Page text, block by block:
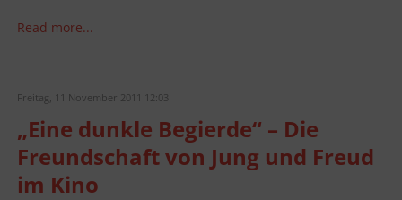
Read more...
Freitag, 11 November 2011 12:03
„Eine dunkle Begierde“ – Die
Freundschaft von Jung und Freud
im Kino